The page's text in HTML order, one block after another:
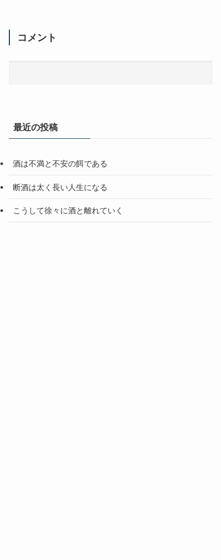
コメント
最近の投稿
酒は不満と不安の餌である
断酒は太く長い人生になる
こうして徐々に酒と離れていく